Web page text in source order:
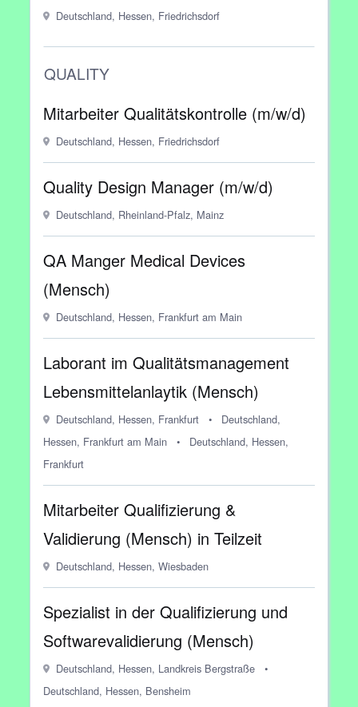
Deutschland, Hessen, Friedrichsdorf
QUALITY
Mitarbeiter Qualitätskontrolle (m/w/d)
Deutschland, Hessen, Friedrichsdorf
Quality Design Manager (m/w/d)
Deutschland, Rheinland-Pfalz, Mainz
QA Manger Medical Devices
(Mensch)
Deutschland, Hessen, Frankfurt am Main
Laborant im Qualitätsmanagement
Lebensmittelanlaytik (Mensch)
Deutschland, Hessen, Frankfurt •
Deutschland,
Hessen, Frankfurt am Main
•
Deutschland, Hessen,
Frankfurt
Mitarbeiter Qualifizierung &
Validierung (Mensch) in Teilzeit
Deutschland, Hessen, Wiesbaden
Spezialist in der Qualifizierung und
Softwarevalidierung (Mensch)
Deutschland, Hessen, Landkreis Bergstraße
•
Deutschland, Hessen, Bensheim